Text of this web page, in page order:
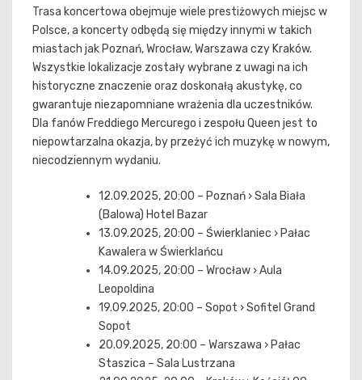
Trasa koncertowa obejmuje wiele prestiżowych miejsc w
Polsce, a koncerty odbędą się między innymi w takich
miastach jak Poznań, Wrocław, Warszawa czy Kraków.
Wszystkie lokalizacje zostały wybrane z uwagi na ich
historyczne znaczenie oraz doskonałą akustykę, co
gwarantuje niezapomniane wrażenia dla uczestników.
Dla fanów Freddiego Mercurego i zespołu Queen jest to
niepowtarzalna okazja, by przeżyć ich muzykę w nowym,
niecodziennym wydaniu.
12.09.2025, 20:00 – Poznań › Sala Biała
(Balowa) Hotel Bazar
13.09.2025, 20:00 – Świerklaniec › Pałac
Kawalera w Świerklańcu
14.09.2025, 20:00 – Wrocław › Aula
Leopoldina
19.09.2025, 20:00 – Sopot › Sofitel Grand
Sopot
20.09.2025, 20:00 – Warszawa › Pałac
Staszica – Sala Lustrzana